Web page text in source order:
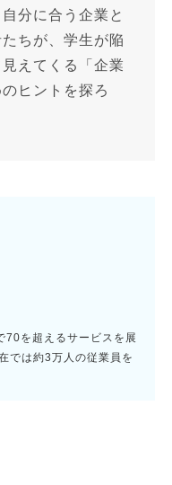
分に合う企業と
ちが、学生が陥
えてくる「企業
ヒントを探ろ
70を超えるサービスを展
では約3万人の従業員を